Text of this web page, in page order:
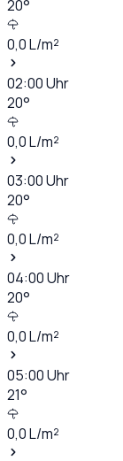
20°
0,0L/m²
02:00Uhr
20°
0,0L/m²
03:00Uhr
20°
0,0L/m²
04:00Uhr
20°
0,0L/m²
05:00Uhr
21°
0,0L/m²